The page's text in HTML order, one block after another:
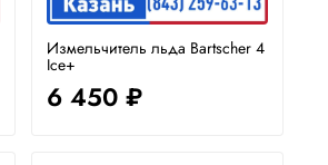
Измельчитель льда Bartscher 4
Ice+
6 450 ₽